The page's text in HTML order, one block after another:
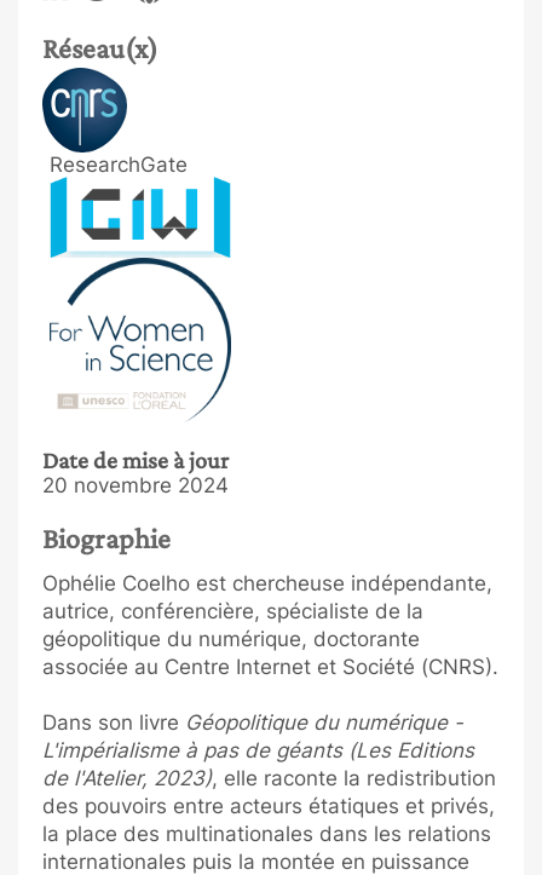
Réseau(x)
ResearchGate
Date de mise à jour
20 novembre 2024
Biographie
Ophélie Coelho est chercheuse indépendante,
autrice, conférencière, spécialiste de la
géopolitique du numérique, doctorante
associée au Centre Internet et Société (CNRS).
Dans son livre Géopolitique du numérique -
L'impérialisme à pas de géants (Les Editions
de l'Atelier, 2023), elle raconte la redistribution
des pouvoirs entre acteurs étatiques et privés,
la place des multinationales dans les relations
internationales puis la montée en puissance